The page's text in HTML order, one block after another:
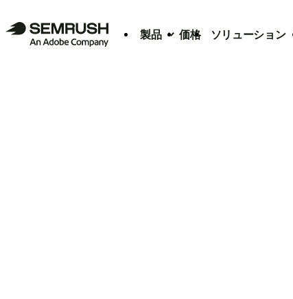
製品 価格 ソリューション